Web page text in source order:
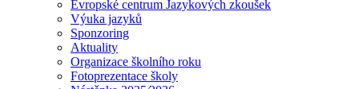
Evropské centrum Jazykových zkoušek
Výuka jazyků
Sponzoring
Aktuality
Organizace školního roku
Fotoprezentace školy